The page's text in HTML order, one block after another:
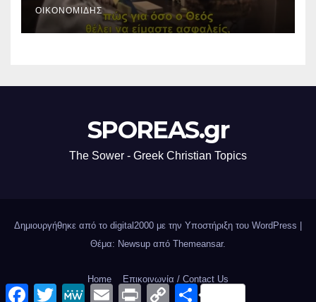
ΟΙΚΟΝΟΜΊΔΗΣ
SPOREAS.gr
The Sower - Greek Christian Topics
Δημιουργήθηκε από το digital2000 με την Υποστήριξη του WordPress
Θέμα: Newsup από Themeansar.
Home Επικοινωνία / Contact Us
F
T
M
E
P
C
Μ